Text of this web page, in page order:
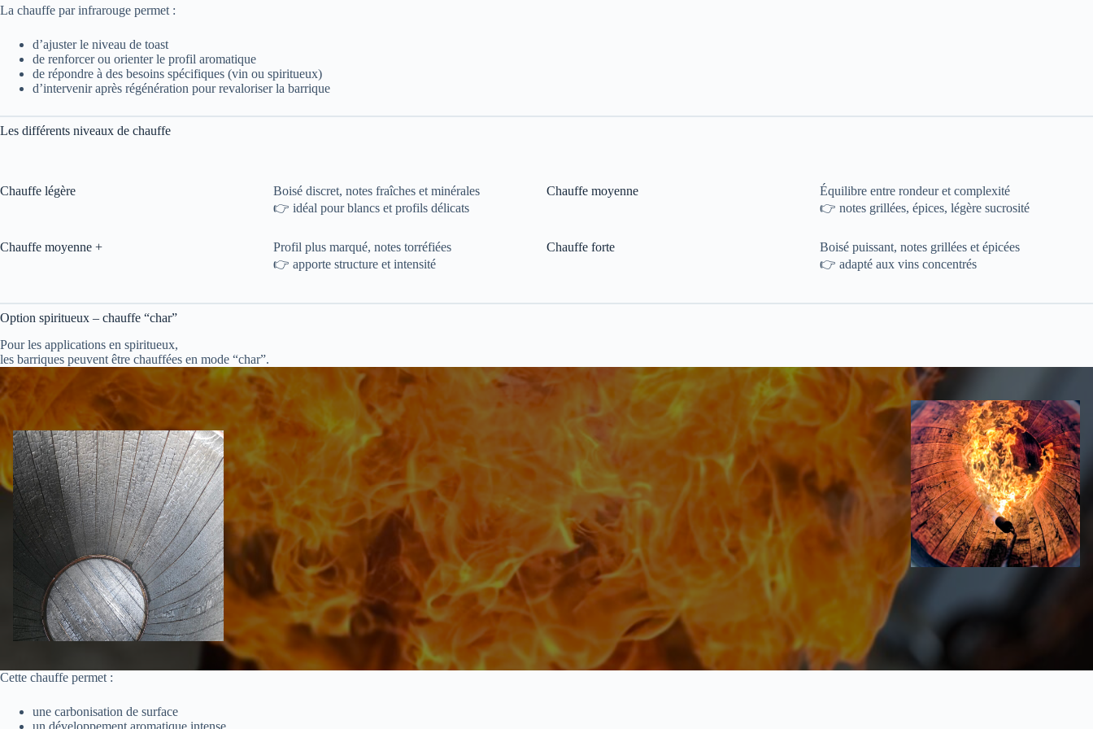
La chauffe par infrarouge permet :
d’ajuster le niveau de toast
de renforcer ou orienter le profil aromatique
de répondre à des besoins spécifiques (vin ou spiritueux)
d’intervenir après régénération pour revaloriser la barrique
Les différents niveaux de chauffe
Chauffe légère
Boisé discret, notes fraîches et minérales
👉 idéal pour blancs et profils délicats
Chauffe moyenne
Équilibre entre rondeur et complexité
👉 notes grillées, épices, légère sucrosité
Chauffe moyenne +
Profil plus marqué, notes torréfiées
👉 apporte structure et intensité
Chauffe forte
Boisé puissant, notes grillées et épicées
👉 adapté aux vins concentrés
Option spiritueux – chauffe “char”
Pour les applications en spiritueux,
les barriques peuvent être chauffées en mode “char”.
Cette chauffe permet :
une carbonisation de surface